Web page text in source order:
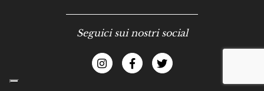
Seguici sui nostri social